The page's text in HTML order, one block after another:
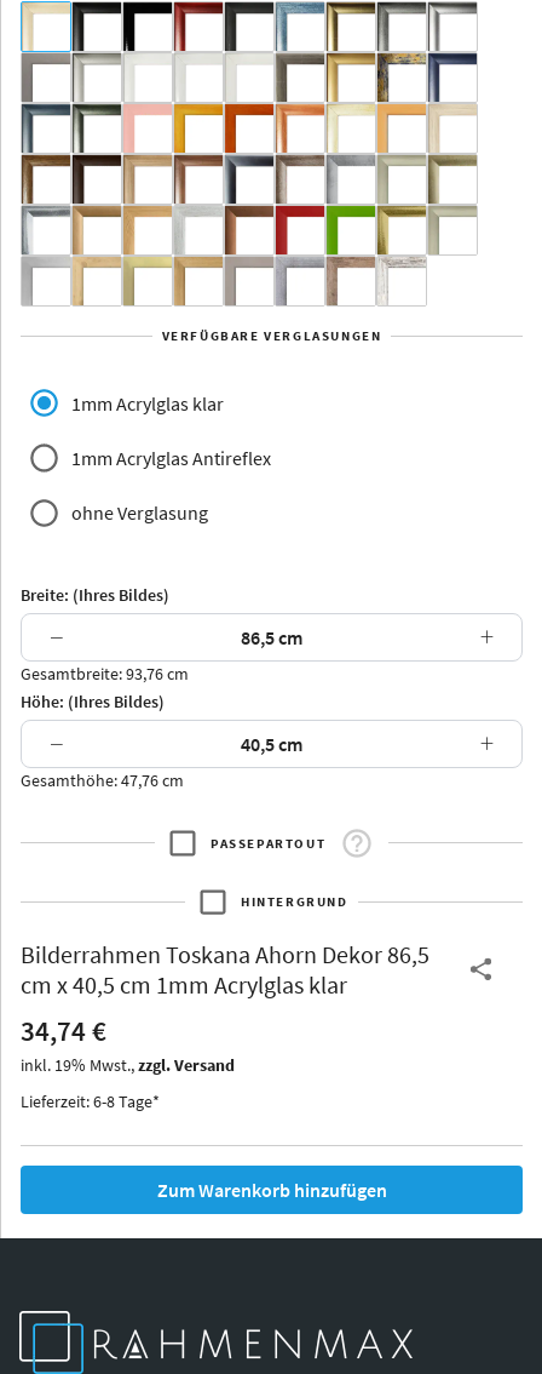
Dakota -
Rahmenloser
Aluminium
Yukon Alaska
Jersey Dauphine
Arran Luzern
Thurgau
Iowa
VERFÜGBARE VERGLASUNGEN
1mm Acrylglas klar
1mm Acrylglas Antireflex
ohne Verglasung
Breite: (Ihres Bildes)
− +
Gesamtbreite: 93,76 cm
Höhe: (Ihres Bildes)
− +
Gesamthöhe: 47,76 cm
PASSEPARTOUT
HINTERGRUND
Bilderrahmen Toskana Ahorn Dekor 86,5
cm x 40,5 cm 1mm Acrylglas klar
34,74 €
inkl. 19% Mwst.,zzgl. Versand
Lieferzeit: 6-8 Tage*
Zum Warenkorb hinzufügen